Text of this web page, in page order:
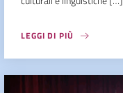
LEGGI DI PIÙ